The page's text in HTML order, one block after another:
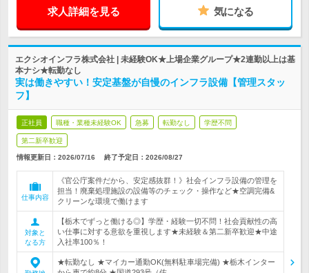
求人詳細を見る 気になる
エクシオインフラ株式会社 | 未経験OK★上場企業グループ★2連勤以上は基
本ナシ★転勤なし
実は働きやすい！安定基盤が自慢のインフラ設備【管理スタッ
フ】
正社員 職種・業種未経験OK 急募 転勤なし 学歴不問
第二新卒歓迎
情報更新日：2026/07/16 終了予定日： 2026/08/27
仕事内容
《官公庁案件だから、安定感抜群！》社会インフラ設備の管理を
担当！廃棄処理施設の設備等のチェック・操作など★空調完備&
クリーンな環境で働けます
対象と
なる方
【栃木でずっと働ける◎】学歴・経験一切不問！社会貢献性の高
い仕事に対する意欲を重視します★未経験＆第二新卒歓迎★中途
入社率100％！
★転勤なし ★マイカー通勤OK(無料駐車場完備) ★栃木インター